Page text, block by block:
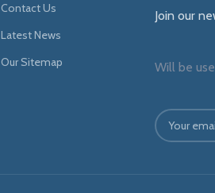
Contact Us
Latest News
Our Sitemap
Join our
Will be